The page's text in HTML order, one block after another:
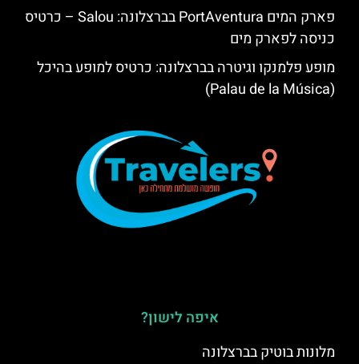
פארק המים PortAventura בברצלונה: Salou – כרטיס
כניסה לפארק מים
מופע פלמנקו וגיטרה בברצלונה: כרטיס למופע בהיכל
(Palau de la Música)
איפה לישון?
מלונות בוטיק בברצלונה